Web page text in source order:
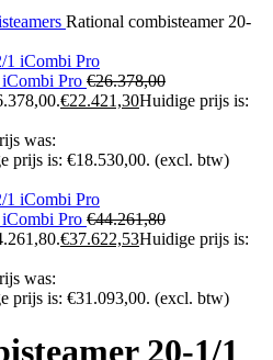
Rational combisteamer 20-
Pro €26.378,00
€22.421,30Huidige prijs is:
was:
prijs is: €18.530,00. (excl. btw)
Pro €44.261,80
€37.622,53Huidige prijs is:
was:
prijs is: €31.093,00. (excl. btw)
20-1/1